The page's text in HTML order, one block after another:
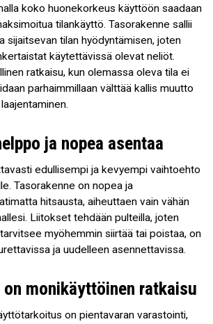
koko huonekorkeus käyttöön saadaan
tilankäyttö. Tasorakenne sallii
sijaitsevan tilan hyödyntämisen, joten
käytettävissä olevat neliöt.
ratkaisu, kun olemassa oleva tila ei
parhaimmillaan välttää kallis muutto
ja nopea asentaa
edullisempi ja kevyempi vaihtoehto
Tasorakenne on nopea ja
hitsausta, aiheuttaen vain vähän
Liitokset tehdään pulteilla, joten
myöhemmin siirtää tai poistaa, on
ja uudelleen asennettavissa.
on monikäyttöinen ratkaisu
on pientavaran varastointi,